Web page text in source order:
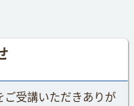
ご受講いただきありが